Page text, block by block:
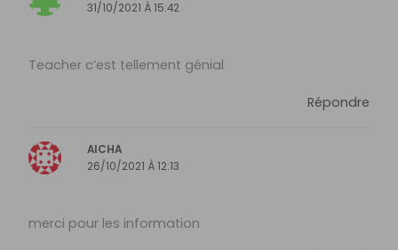
31/10/2021 À 15:42
Teacher c’est tellement génial
Répondre
AICHA
26/10/2021 À 12:13
merci pour les information